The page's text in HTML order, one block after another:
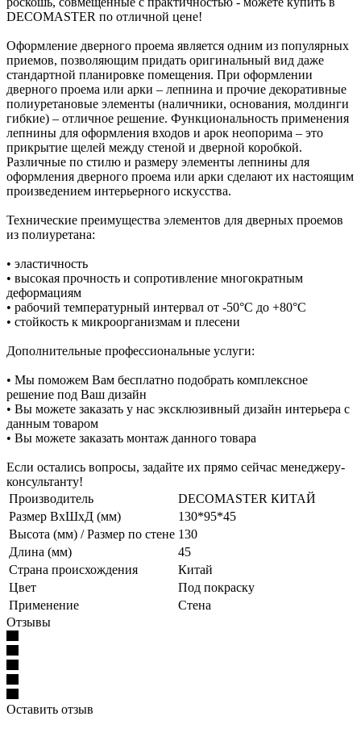
DECOMASTER по отличной цене!
Оформление дверного проема является одним из популярных
приемов, позволяющим придать оригинальный вид даже
стандартной планировке помещения. При оформлении
дверного проема или арки – лепнина и прочие декоративные
полиуретановые элементы (наличники, основания, молдинги
гибкие) – отличное решение. Функциональность применения
лепнины для оформления входов и арок неопорима – это
прикрытие щелей между стеной и дверной коробкой.
Различные по стилю и размеру элементы лепнины для
оформления дверного проема или арки сделают их настоящим
произведением интерьерного искусства.
Технические преимущества элементов для дверных проемов
из полиуретана:
• эластичность
• высокая прочность и сопротивление многократным
деформациям
• рабочий температурный интервал от -50°С до +80°С
• стойкость к микроорганизмам и плесени
Дополнительные профессиональные услуги:
• Мы поможем Вам бесплатно подобрать комплексное
решение под Ваш дизайн
• Вы можете заказать у нас эксклюзивный дизайн интерьера с
данным товаром
• Вы можете заказать монтаж данного товара
Если остались вопросы, задайте их прямо сейчас менеджеру-
консультанту!
Производитель
DECOMASTER КИТАЙ
Размер ВхШхД (мм)
130*95*45
Высота (мм) / Размер по стене 130
Длина (мм)
45
Страна происхождения
Китай
Цвет
Под покраску
Применение
Стена
Отзывы
Оставить отзыв